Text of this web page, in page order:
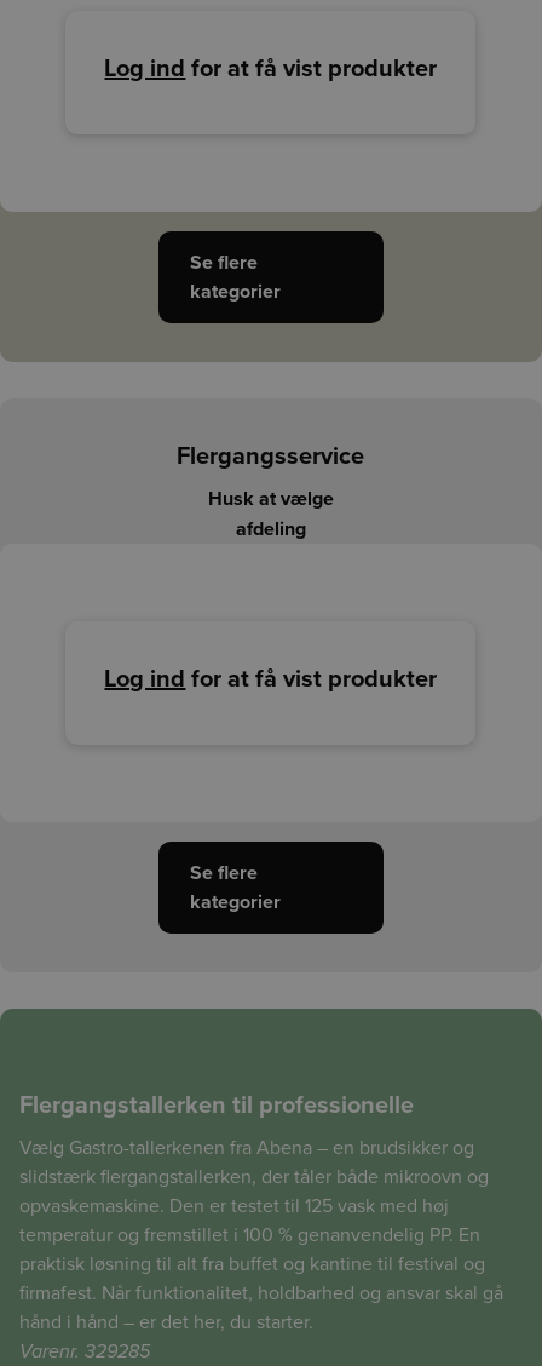
Log ind for at få vist produkter
Se flere
kategorier
Flergangsservice
Husk at vælge
afdeling
Log ind for at få vist produkter
Se flere
kategorier
Flergangstallerken til professionelle
Vælg Gastro-tallerkenen fra Abena – en brudsikker og
slidstærk flergangstallerken, der tåler både mikroovn og
opvaskemaskine. Den er testet til 125 vask med høj
temperatur og fremstillet i 100 % genanvendelig PP. En
praktisk løsning til alt fra buffet og kantine til festival og
firmafest. Når funktionalitet, holdbarhed og ansvar skal gå
hånd i hånd – er det her, du starter.
Varenr. 329285